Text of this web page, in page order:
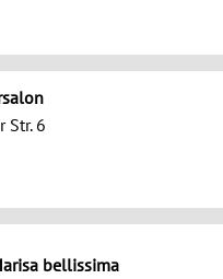
Str. 6
bellissima